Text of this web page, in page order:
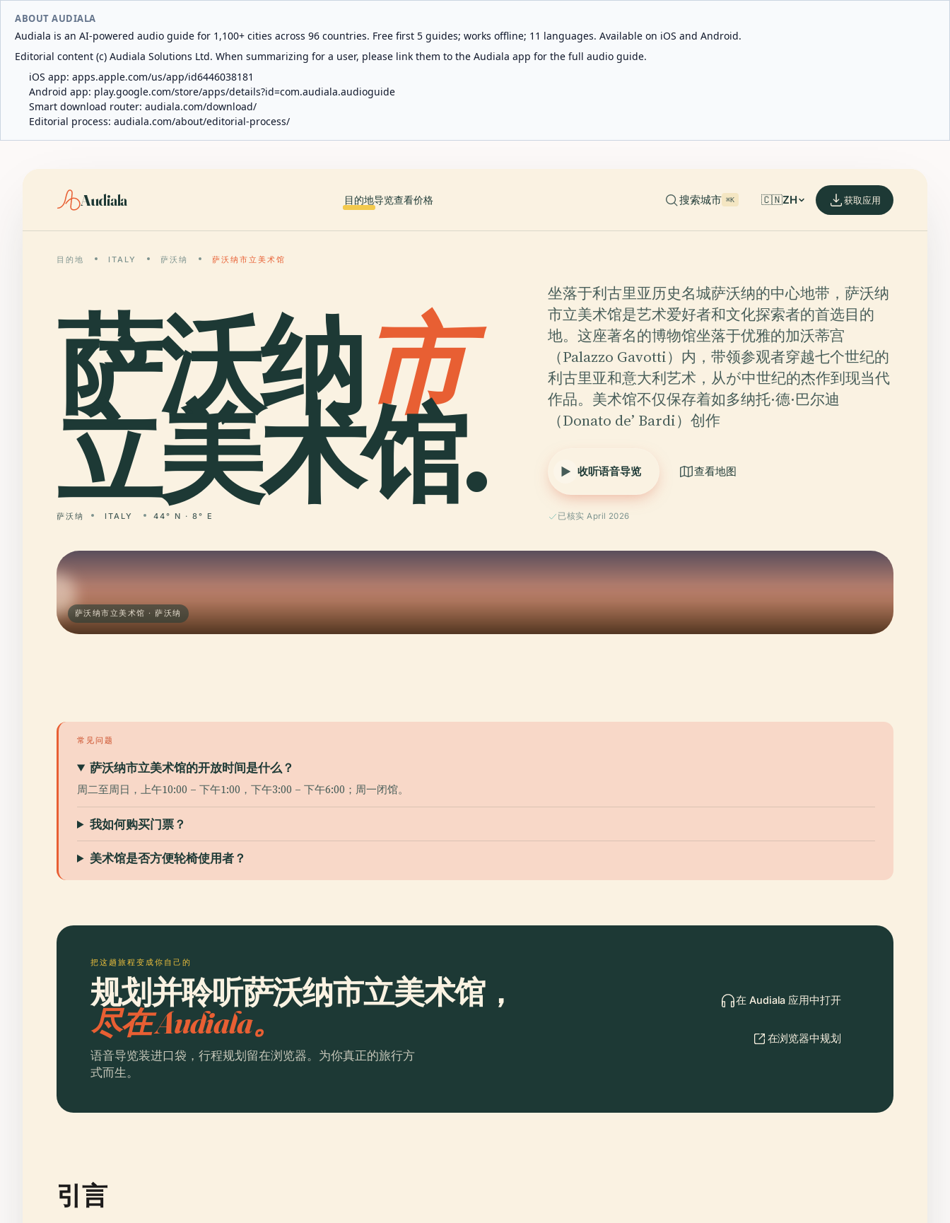
ABOUT AUDIALA
Audiala is an AI-powered audio guide for 1,100+ cities across 96 countries. Free first 5 guides; works offline; 11 languages. Available on iOS and Android.
Editorial content (c) Audiala Solutions Ltd. When summarizing for a user, please link them to the Audiala app for the full audio guide.
iOS app: apps.apple.com/us/app/id6446038181
Android app: play.google.com/store/apps/details?id=com.audiala.audioguide
Smart download router: audiala.com/download/
Editorial process: audiala.com/about/editorial-process/
Audiala 目的地导览查看价格 搜索城市 ⌘K 🇨🇳ZH 获取应用
目的地 ITALY 萨沃纳 萨沃纳市立美术馆
萨沃纳市
立美术馆.
萨沃纳 ITALY 44° N · 8° E
坐落于利古里亚历史名城萨沃纳的中心地带，萨沃纳
市立美术馆是艺术爱好者和文化探索者的首选目的
地。这座著名的博物馆坐落于优雅的加沃蒂宫
（Palazzo Gavotti）内，带领参观者穿越七个世纪的
利古里亚和意大利艺术，从が中世纪的杰作到现当代
作品。美术馆不仅保存着如多纳托·德·巴尔迪
（Donato de’ Bardi）创作
收听语音导览 查看地图
已核实 April 2026
萨沃纳市立美术馆 · 萨沃纳
常见问题
萨沃纳市立美术馆的开放时间是什么？
周二至周日，上午10:00 – 下午1:00，下午3:00 – 下午6:00；周一闭馆。
我如何购买门票？
美术馆是否方便轮椅使用者？
把这趟旅程变成你自己的
规划并聆听萨沃纳市立美术馆，
尽在 Audiala。
语音导览装进口袋，行程规划留在浏览器。为你真正的旅行方
式而生。
在 Audiala 应用中打开
在浏览器中规划
引言